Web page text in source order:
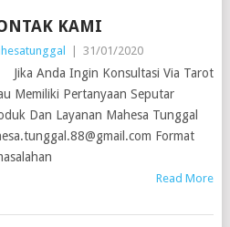
KAMI
| 31/01/2020
Anda Ingin Konsultasi Via Tarot
Memiliki Pertanyaan Seputar
Dan Layanan Mahesa Tunggal
Format
Read More